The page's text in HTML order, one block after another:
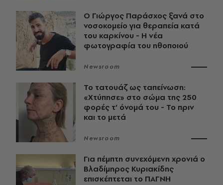
O Γιώργος Παράσχος ξανά στο
νοσοκομείο για θεραπεία κατά
του καρκίνου - Η νέα
φωτογραφία του ηθοποιού
Newsroom
Το τατουάζ ως ταπείνωση:
«Χτύπησε» στο σώμα της 250
φορές τ’ όνομά του - Το πριν
και το μετά
Newsroom
Για πέμπτη συνεχόμενη χρονιά ο
Βλαδίμηρος Κυριακίδης
επισκέπτεται το ΠΑΓΝΗ